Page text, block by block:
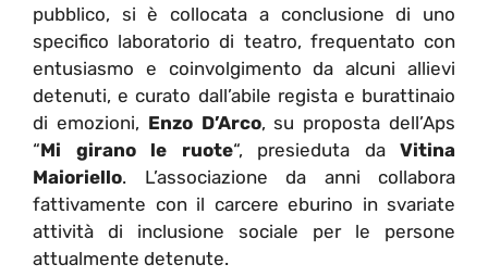
pubblico, si è collocata a conclusione di uno
specifico laboratorio di teatro, frequentato con
entusiasmo e coinvolgimento da alcuni allievi
detenuti, e curato dall’abile regista e burattinaio
di emozioni, Enzo D’Arco, su proposta dell’Aps
“Mi girano le ruote“, presieduta da Vitina
Maioriello. L’associazione da anni collabora
fattivamente con il carcere eburino in svariate
attività di inclusione sociale per le persone
attualmente detenute.